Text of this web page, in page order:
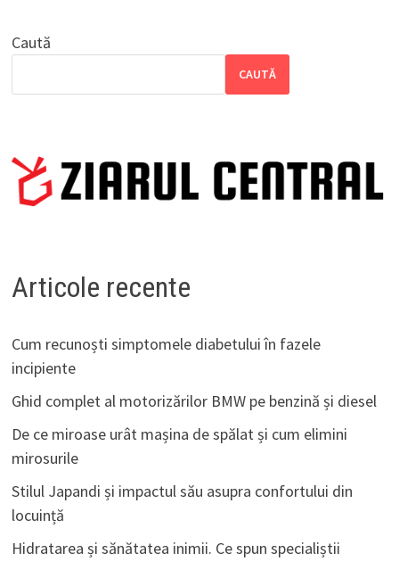
Caută
CAUTĂ
Articole recente
Cum recunoști simptomele diabetului în fazele
incipiente
Ghid complet al motorizărilor BMW pe benzină și diesel
De ce miroase urât mașina de spălat și cum elimini
mirosurile
Stilul Japandi și impactul său asupra confortului din
locuință
Hidratarea și sănătatea inimii. Ce spun specialiștii